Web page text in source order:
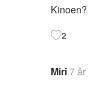
Kinoen?
2
Miri7 år